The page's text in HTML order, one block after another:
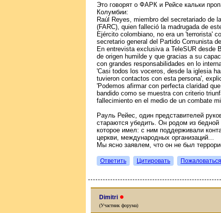
Это говорят о ФАРК и Рейсе кальки
Колумбии:
Raúl Reyes, miembro del secretariado de
(FARC), quien falleció la madrugada de
Ejército colombiano, no era un 'terrorista'
secretario general del Partido Comunista
En entrevista exclusiva a TeleSUR desde
de origen humilde y que gracias a su
con grandes responsabilidades en lo
'Casi todos los voceros, desde la iglesia
tuvieron contactos con esta persona',
'Podemos afirmar con perfecta claridad
bandido como se muestra con criterio
fallecimiento en el medio de un combate
Рауль Рейес, один представителей
стараются убедить. Он родом из
которое имел: с ним поддерживали
церкви, международных организаций...
Мы ясно заявлем, что он не был
Ответить Цитировать Пожаловаться
Dimitri ●
(Участник форума)